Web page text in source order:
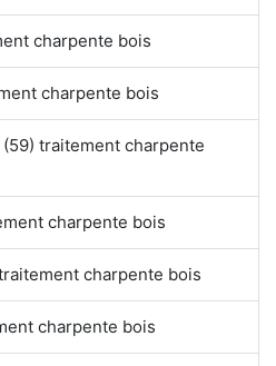
charpente bois
charpente bois
traitement charpente
charpente bois
charpente bois
charpente bois